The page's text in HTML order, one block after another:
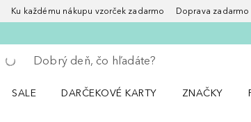
Ku každému nákupu vzorček zadarmo Doprava
Choď späť
Vykonajte vyhľadávanie
SALE
DARČEKOVÉ KARTY
ZNAČKY